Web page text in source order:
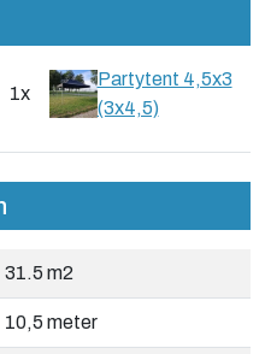
1x
Partytent 4,5x3
(3x4,5)
31.5 m2
10,5 meter